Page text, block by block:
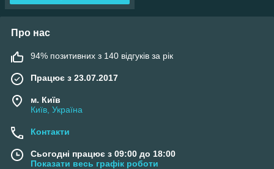
Про нас
94% позитивних з 140 відгуків за рік
Працює з 23.07.2017
м. Київ
Київ, Україна
Контакти
Сьогодні працює з 09:00 до 18:00
Показати весь графік роботи